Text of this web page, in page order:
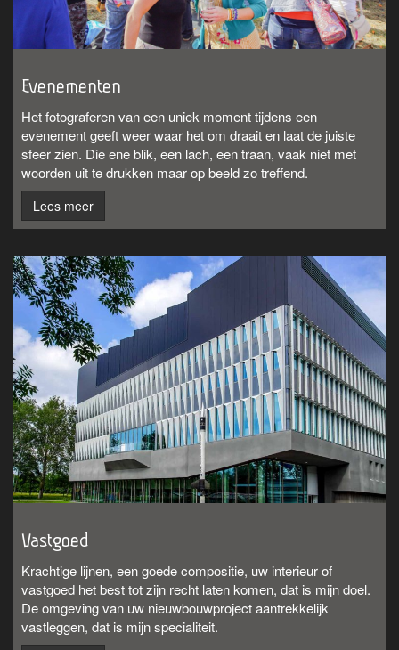
Evenementen
Het fotograferen van een uniek moment tijdens een
evenement geeft weer waar het om draait en laat de juiste
sfeer zien. Die ene blik, een lach, een traan, vaak niet met
woorden uit te drukken maar op beeld zo treffend.
Lees meer
Vastgoed
Krachtige lijnen, een goede compositie, uw interieur of
vastgoed het best tot zijn recht laten komen, dat is mijn doel.
De omgeving van uw nieuwbouwproject aantrekkelijk
vastleggen, dat is mijn specialiteit.